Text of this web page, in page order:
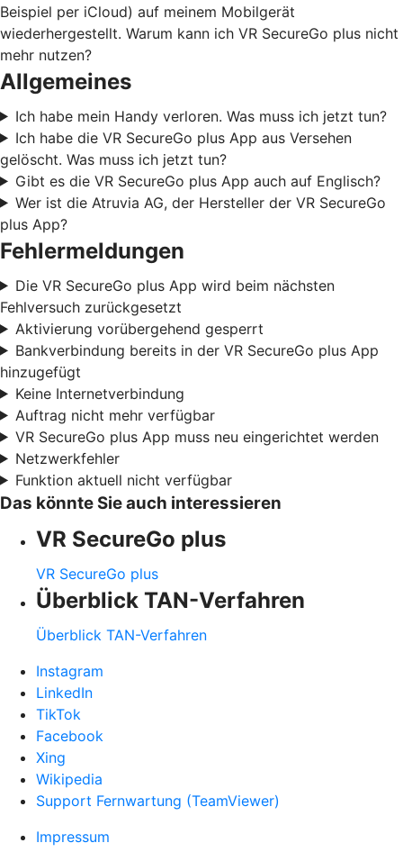
Beispiel per iCloud) auf meinem Mobilgerät
wiederhergestellt. Warum kann ich VR SecureGo plus nicht
mehr nutzen?
Allgemeines
Ich habe mein Handy verloren. Was muss ich jetzt tun?
Ich habe die VR SecureGo plus App aus Versehen
gelöscht. Was muss ich jetzt tun?
Gibt es die VR SecureGo plus App auch auf Englisch?
Wer ist die Atruvia AG, der Hersteller der VR SecureGo
plus App?
Fehlermeldungen
Die VR SecureGo plus App wird beim nächsten
Fehlversuch zurückgesetzt
Aktivierung vorübergehend gesperrt
Bankverbindung bereits in der VR SecureGo plus App
hinzugefügt
Keine Internetverbindung
Auftrag nicht mehr verfügbar
VR SecureGo plus App muss neu eingerichtet werden
Netzwerkfehler
Funktion aktuell nicht verfügbar
Das könnte Sie auch interessieren
VR SecureGo plus
VR SecureGo plus
Überblick TAN-Verfahren
Überblick TAN-Verfahren
Instagram
LinkedIn
TikTok
Facebook
Xing
Wikipedia
Support Fernwartung (TeamViewer)
Impressum